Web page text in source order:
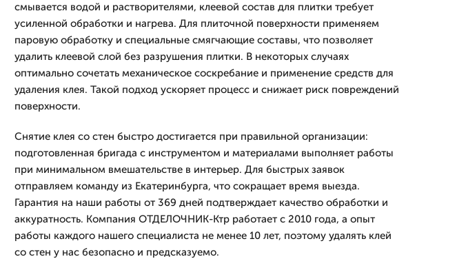
смывается водой и растворителями, клеевой состав для плитки требует
усиленной обработки и нагрева. Для плиточной поверхности применяем
паровую обработку и специальные смягчающие составы, что позволяет
удалить клеевой слой без разрушения плитки. В некоторых случаях
оптимально сочетать механическое соскребание и применение средств для
удаления клея. Такой подход ускоряет процесс и снижает риск повреждений
поверхности.
Снятие клея со стен быстро достигается при правильной организации:
подготовленная бригада с инструментом и материалами выполняет работы
при минимальном вмешательстве в интерьер. Для быстрых заявок
отправляем команду из Екатеринбурга, что сокращает время выезда.
Гарантия на наши работы от 369 дней подтверждает качество обработки и
аккуратность. Компания ОТДЕЛОЧНИК-Ктр работает с 2010 года, а опыт
работы каждого нашего специалиста не менее 10 лет, поэтому удалять клей
со стен у нас безопасно и предсказуемо.